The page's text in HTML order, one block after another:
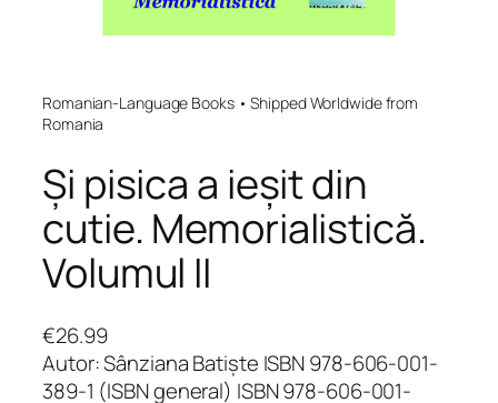
Romanian-Language Books • Shipped Worldwide from
Romania
Și pisica a ieșit din
cutie. Memorialistică.
Volumul II
€26.99
Autor: Sânziana Batiște ISBN 978-606-001-
389-1 (ISBN general) ISBN 978-606-001-